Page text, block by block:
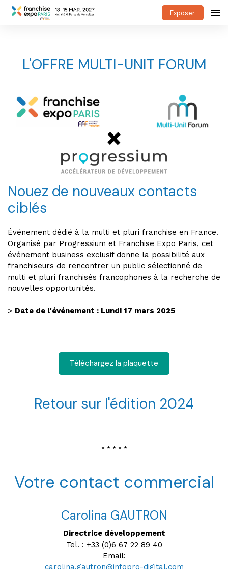
Exposer
L'OFFRE MULTI-UNIT FORUM
Nouez de nouveaux contacts
ciblés
Événement dédié à la multi et pluri franchise en France.
Organisé par Progressium et Franchise Expo Paris, cet
événement business exclusif donne la possibilité aux
franchiseurs de rencontrer un public sélectionné de
multi et pluri franchisés francophones à la recherche de
nouvelles opportunités.
> Date de l'événement : Lundi 17 mars 2025
Téléchargez la plaquette
Retour sur l'édition 2024
* * * * *
Votre contact commercial
Carolina GAUTRON
Directrice développement
Tel. : +33 (0)6 67 22 89 40
Email:
carolina.gautron@infopro-digital.com